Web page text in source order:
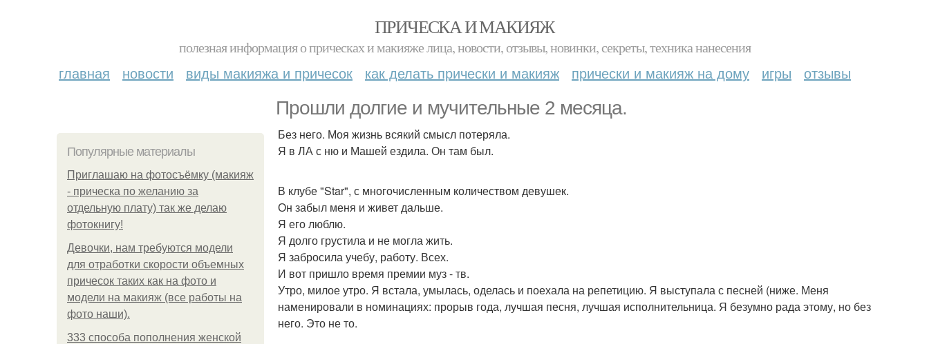
ПРИЧЕСКА И МАКИЯЖ
полезная информация о прическах и макияже лица, новости, отзывы, новинки, секреты, техника нанесения
главная новости виды макияжа и причесок как делать прически и макияж прически и макияж на дому игры отзывы
Прошли долгие и мучительные 2 месяца.
Популярные материалы
Приглашаю на фотосъёмку (макияж
- прическа по желанию за
отдельную плату) так же делаю
фотокнигу!
Девочки, нам требуются модели
для отработки скорости объемных
причесок таких как на фото и
модели на макияж (все работы на
фото наши).
333 способа пополнения женской
Без него. Моя жизнь всякий смысл потеряла.
Я в ЛА с ню и Машей ездила. Он там был.
В клубе "Star", с многочисленным количеством девушек.
Он забыл меня и живет дальше.
Я его люблю.
Я долго грустила и не могла жить.
Я забросила учебу, работу. Всех.
И вот пришло время премии муз - тв.
Утро, милое утро. Я встала, умылась, оделась и поехала на репетицию. Я выступала с песней (ниже. Меня
наменировали в номинациях: прорыв года, лучшая песня, лучшая исполнительница. Я безумно рада этому, но без
него. Это не то.